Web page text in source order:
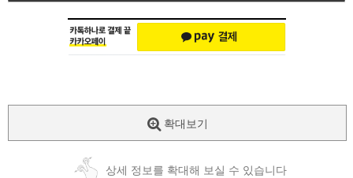
확대보기
상세 정보를 확대해 보실 수 있습니다